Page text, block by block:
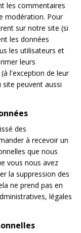
les commentaires
modération. Pour
sur notre site (si
les données
les utilisateurs et
leurs
l'exception de leur
site peuvent aussi
des
à recevoir un
que nous
vous nous avez
la suppression des
ne prend pas en
légales